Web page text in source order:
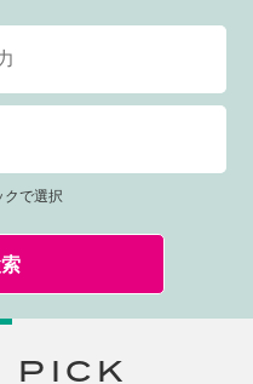
クで選択
PICK